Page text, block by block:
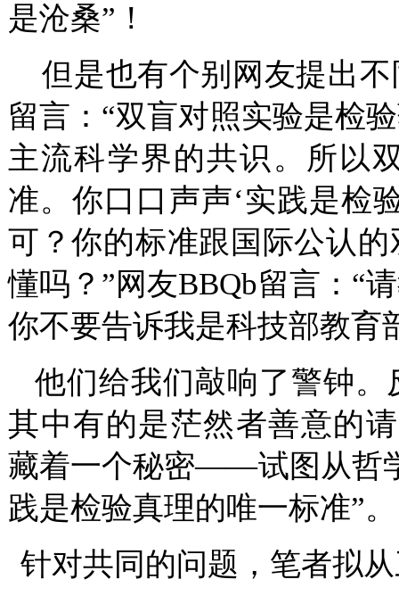
是沧桑”！
但是也有个别网友提出不
留言：“双盲对照实验是检
主流科学界的共识。所以
准。你口口声声‘实践是检
可？你的标准跟国际公认
懂吗？”网友BBQb留言：“
你不要告诉我是科技部教育
他们给我们敲响了警钟。
其中有的是茫然者善意的
藏着一个秘密——试图从哲
践是检验真理的唯一标准”。
针对共同的问题，笔者拟